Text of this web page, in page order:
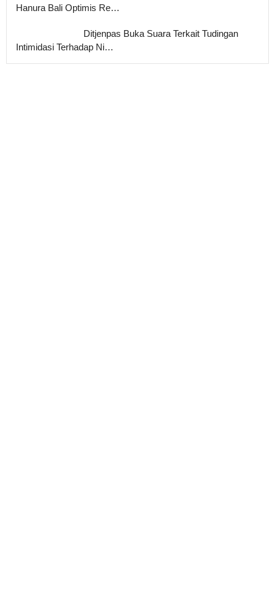
Hanura Bali Optimis Re…
Ditjenpas Buka Suara Terkait Tudingan
Intimidasi Terhadap Ni…